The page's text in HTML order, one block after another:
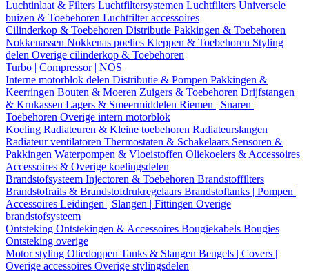
Luchtinlaat & Filters Luchtfiltersystemen Luchtfilters Universele
buizen & Toebehoren Luchtfilter accessoires
Cilinderkop & Toebehoren Distributie Pakkingen & Toebehoren
Nokkenassen Nokkenas poelies Kleppen & Toebehoren Styling
delen Overige cilinderkop & Toebehoren
Turbo | Compressor | NOS
Interne motorblok delen Distributie & Pompen Pakkingen &
Keerringen Bouten & Moeren Zuigers & Toebehoren Drijfstangen
& Krukassen Lagers & Smeermiddelen Riemen | Snaren |
Toebehoren Overige intern motorblok
Koeling Radiateuren & Kleine toebehoren Radiateurslangen
Radiateur ventilatoren Thermostaten & Schakelaars Sensoren &
Pakkingen Waterpompen & Vloeistoffen Oliekoelers & Accessoires
Accessoires & Overige koelingsdelen
Brandstofsysteem Injectoren & Toebehoren Brandstoffilters
Brandstofrails & Brandstofdrukregelaars Brandstoftanks | Pompen |
Accessoires Leidingen | Slangen | Fittingen Overige
brandstofsysteem
Ontsteking Ontstekingen & Accessoires Bougiekabels Bougies
Ontsteking overige
Motor styling Oliedoppen Tanks & Slangen Beugels | Covers |
Overige accessoires Overige stylingsdelen